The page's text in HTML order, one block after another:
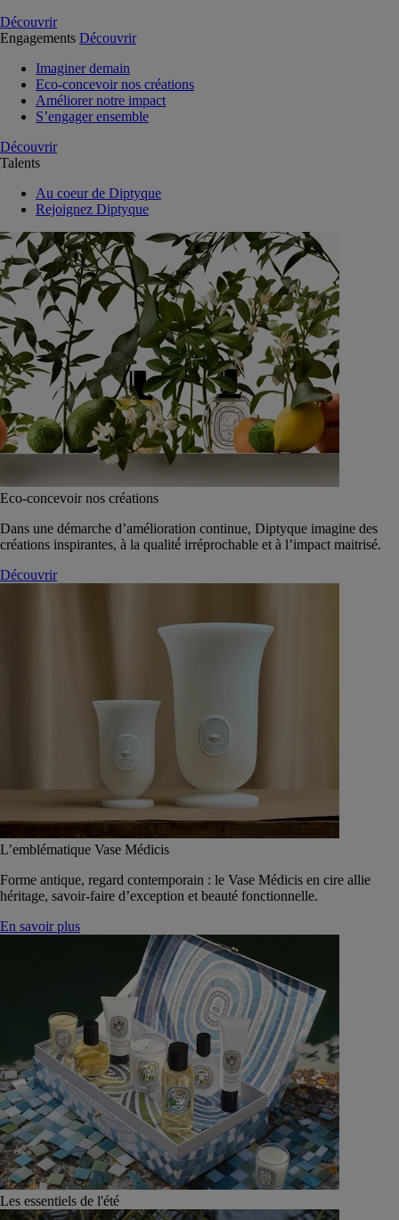
Découvrir
Engagements Découvrir
Imaginer demain
Eco-concevoir nos créations
Améliorer notre impact
S’engager ensemble
Découvrir
Talents
Au coeur de Diptyque
Rejoignez Diptyque
Eco-concevoir nos créations
Dans une démarche d’amélioration continue, Diptyque imagine des
créations inspirantes, à la qualité́ irréprochable et à l’impact maitrisé.
Découvrir
L’emblématique Vase Médicis
Forme antique, regard contemporain : le Vase Médicis en cire allie
héritage, savoir-faire d’exception et beauté fonctionnelle.
En savoir plus
Les essentiels de l'été